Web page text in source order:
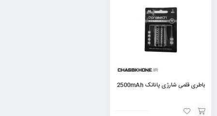
باطری قلمی شارژی پاناتک 2500mAh